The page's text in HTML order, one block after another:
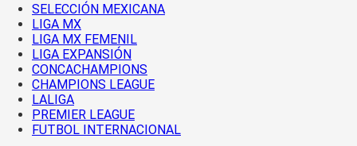
SELECCIÓN MEXICANA
LIGA MX
LIGA MX FEMENIL
LIGA EXPANSIÓN
CONCACHAMPIONS
CHAMPIONS LEAGUE
LALIGA
PREMIER LEAGUE
FUTBOL INTERNACIONAL